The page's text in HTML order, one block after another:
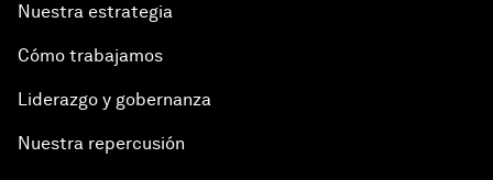
Nuestra estrategia
Cómo trabajamos
Liderazgo y gobernanza
Nuestra repercusión